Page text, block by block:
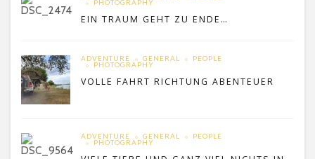
PHOTOGRAPHY
EIN TRAUM GEHT ZU ENDE…
ADVENTURE GENERAL PEOPLE
PHOTOGRAPHY
VOLLE FAHRT RICHTUNG ABENTEUER
ADVENTURE GENERAL PEOPLE
PHOTOGRAPHY